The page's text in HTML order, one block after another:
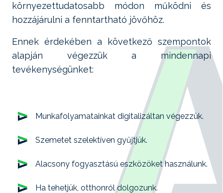
környezettudatosabb módon működni és
hozzájárulni a fenntartható jövőhöz.
Ennek érdekében a következő szempontok
alapján végezzük a mindennapi
tevékenységünket:
Munkafolyamatainkat digitalizáltan végezzük.
Szemetet szelektíven gyűjtjük.
Alacsony fogyasztású eszközöket használunk.
Ha tehetjük, otthonról dolgozunk.